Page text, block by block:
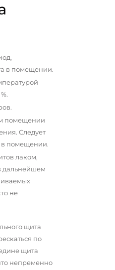
в помещении.
помещении
Следует
в помещении.
лаком,
дальнейшем
не
щита
по
щита
непременно